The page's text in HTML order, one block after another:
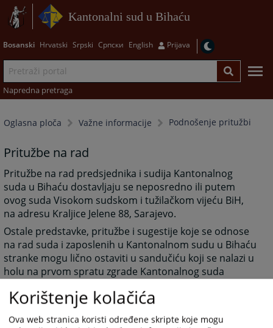
Kantonalni sud u Bihaću
Bosanski Hrvatski Srpski Српски English Prijava
Napredna pretraga
Oglasna ploča Važne informacije Podnošenje pritužbi
Pritužbe na rad
Pritužbe na rad predsjednika i sudija Kantonalnog
suda u Bihaću dostavljaju se neposredno ili putem
ovog suda Visokom sudskom i tužilačkom vijeću BiH,
na adresu Kraljice Jelene 88, Sarajevo.
Ostale predstavke, pritužbe i sugestije koje se odnose
na rad suda i zaposlenih u Kantonalnom sudu u Bihaću
stranke mogu lično ostaviti u sandučiću koji se nalazi u
holu na prvom spratu zgrade Kantonalnog suda
adresu suda:kansud-bihac@pravosudje.ba
5547PREGLEDA
Korištenje kolačića
Ova web stranica koristi određene skripte koje mogu